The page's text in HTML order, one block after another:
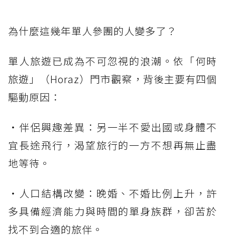
為什麼這幾年單人參團的人變多了？
單人旅遊已成為不可忽視的浪潮。依「何時
旅遊」（Horaz）門市觀察，背後主要有四個
驅動原因：
・伴侶興趣差異：另一半不愛出國或身體不
宜長途飛行，渴望旅行的一方不想再無止盡
地等待。
・人口結構改變：晚婚、不婚比例上升，許
多具備經濟能力與時間的單身族群，卻苦於
找不到合適的旅伴。